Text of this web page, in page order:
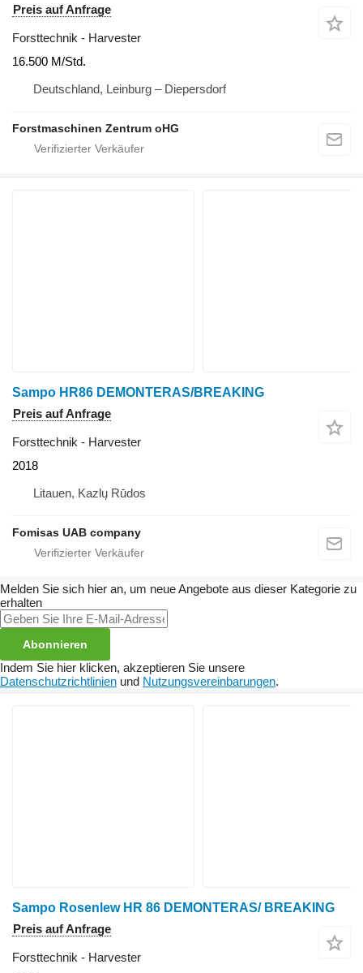
Preis auf Anfrage
Forsttechnik - Harvester
16.500 M/Std.
Deutschland, Leinburg – Diepersdorf
Forstmaschinen Zentrum oHG
Sampo HR86 DEMONTERAS/BREAKING
Preis auf Anfrage
Forsttechnik - Harvester
2018
Litauen, Kazlų Rūdos
Fomisas UAB company
Melden Sie sich hier an, um neue Angebote aus dieser Kategorie zu
erhalten
Abonnieren
Indem Sie hier klicken, akzeptieren Sie unsere
Datenschutzrichtlinien und Nutzungsvereinbarungen.
Sampo Rosenlew HR 86 DEMONTERAS/ BREAKING
Preis auf Anfrage
Forsttechnik - Harvester